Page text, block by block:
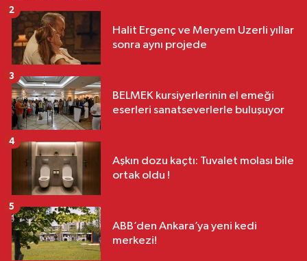
Halit Ergenç ve Meryem Uzerli yıllar
sonra aynı projede
2
BELMEK kursiyerlerinin el emeği
eserleri sanatseverlerle buluşuyor
3
Aşkın dozu kaçtı: Tuvalet molası bile
ortak oldu !
4
ABB’den Ankara’ya yeni kedi
merkezi!
5